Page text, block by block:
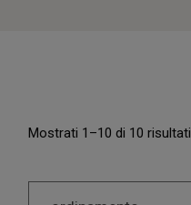
Mostrati 1–10 di 10 risultati